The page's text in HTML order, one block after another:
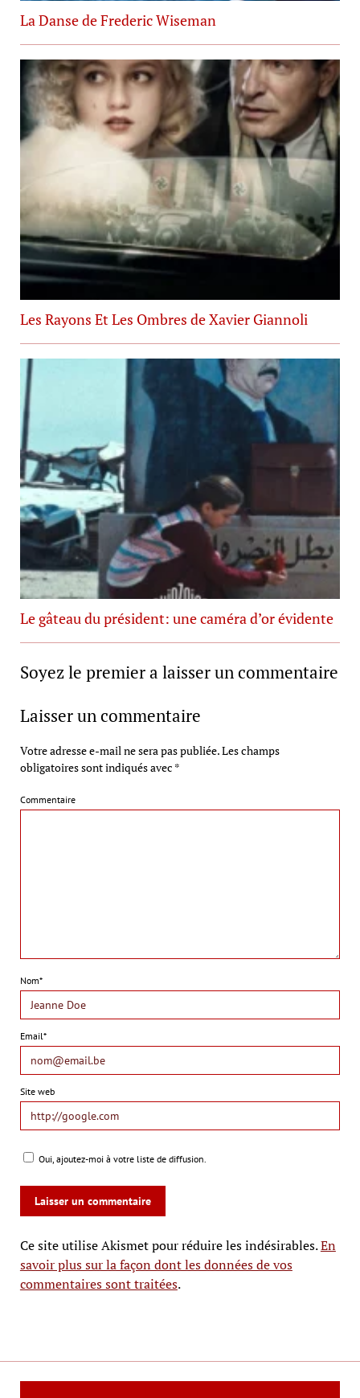
La Danse de Frederic Wiseman
Les Rayons Et Les Ombres de Xavier Giannoli
Le gâteau du président: une caméra d’or évidente
Soyez le premier a laisser un commentaire
Laisser un commentaire
Votre adresse e-mail ne sera pas publiée.Les champs
obligatoires sont indiqués avec *
Commentaire
Nom*
Email*
Site web
Oui, ajoutez-moi à votre liste de diffusion.
Ce site utilise Akismet pour réduire les indésirables.En
savoir plus sur la façon dont les données de vos
commentaires sont traitées.